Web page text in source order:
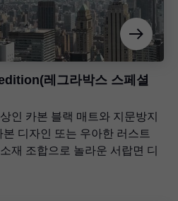
레그라박스 스페셜
인 카본 블랙 매트와 지문방지
디자인 또는 우아한 러스트
재 조합으로 놀라운 서랍면 디